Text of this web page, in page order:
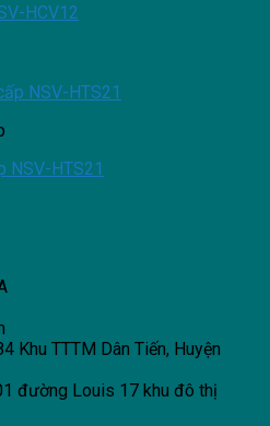
HCV12
NSV-HTS21
Khu TTTM Dân Tiến, Huyện
đường Louis 17 khu đô thị